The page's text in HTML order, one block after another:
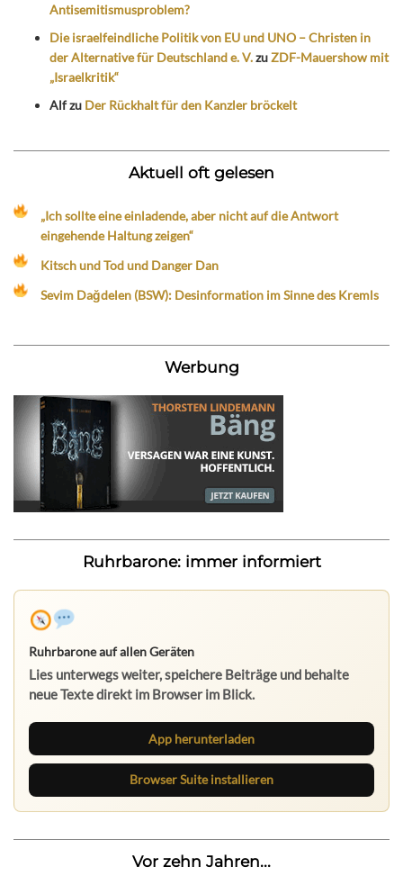
Antisemitismusproblem?
Die israelfeindliche Politik von EU und UNO – Christen in
der Alternative für Deutschland e. V.zuZDF-Mauershow mit
„Israelkritik“
Alfzu Der Rückhalt für den Kanzler bröckelt
Aktuell oft gelesen
„Ich sollte eine einladende, aber nicht auf die Antwort
eingehende Haltung zeigen“
Kitsch und Tod und Danger Dan
Sevim Dağdelen (BSW): Desinformation im Sinne des Kremls
Werbung
Ruhrbarone: immer informiert
Ruhrbarone auf allen Geräten
Lies unterwegs weiter, speichere Beiträge und behalte
neue Texte direkt im Browser im Blick.
App herunterladen
Browser Suite installieren
Vor zehn Jahren...